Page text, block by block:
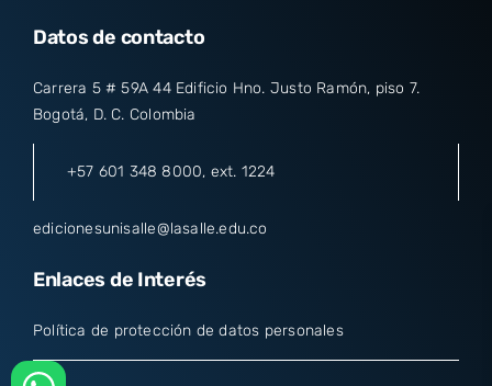
Datos de contacto
Carrera 5 # 59A 44 Edificio Hno. Justo Ramón, piso 7.
Bogotá, D. C. Colombia
+57 601 348 8000, ext. 1224
edicionesunisalle@lasalle.edu.co
Enlaces de Interés
Política de protección de datos personales